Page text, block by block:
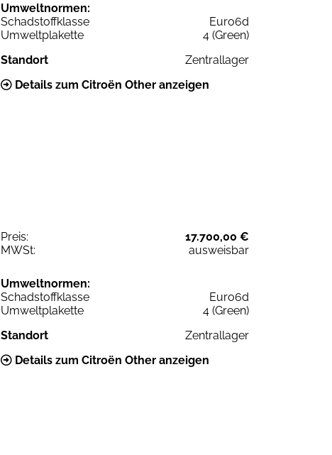
Umweltnormen:
Schadstoffklasse
Euro6d
Umweltplakette
4 (Green)
Standort
Zentrallager
Details zum Citroën Other anzeigen
Preis:
17.700,00 €
MWSt:
ausweisbar
Umweltnormen:
Schadstoffklasse
Euro6d
Umweltplakette
4 (Green)
Standort
Zentrallager
Details zum Citroën Other anzeigen